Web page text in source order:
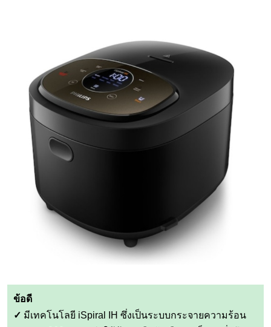
ข้อดี
✓ มีเทคโนโลยี iSpiral IH ซึ่งเป็นระบบกระจายความร้อน